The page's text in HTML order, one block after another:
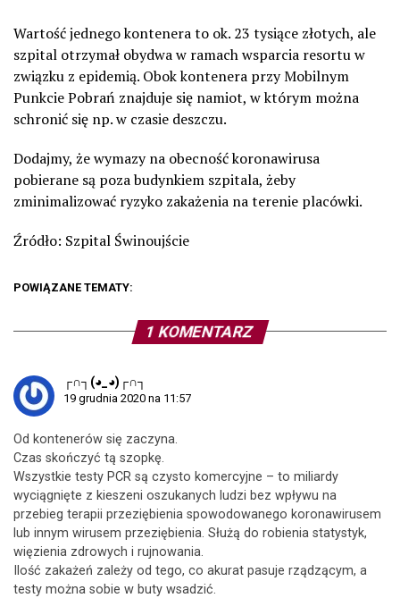
Wartość jednego kontenera to ok. 23 tysiące złotych, ale
szpital otrzymał obydwa w ramach wsparcia resortu w
związku z epidemią. Obok kontenera przy Mobilnym
Punkcie Pobrań znajduje się namiot, w którym można
schronić się np. w czasie deszczu.
Dodajmy, że wymazy na obecność koronawirusa
pobierane są poza budynkiem szpitala, żeby
zminimalizować ryzyko zakażenia na terenie placówki.
Źródło: Szpital Świnoujście
POWIĄZANE TEMATY:
1 KOMENTARZ
┌∩┐(◕_◕)┌∩┐
19 grudnia 2020 na 11:57
Od kontenerów się zaczyna.
Czas skończyć tą szopkę.
Wszystkie testy PCR są czysto komercyjne – to miliardy
wyciągnięte z kieszeni oszukanych ludzi bez wpływu na
przebieg terapii przeziębienia spowodowanego koronawirusem
lub innym wirusem przeziębienia. Służą do robienia statystyk,
więzienia zdrowych i rujnowania.
Ilość zakażeń zależy od tego, co akurat pasuje rządzącym, a
testy można sobie w buty wsadzić.